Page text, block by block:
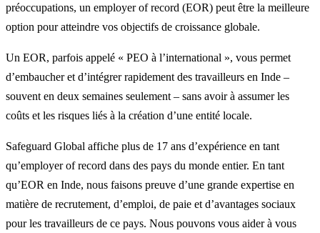
préoccupations, un employer of record (EOR) peut être la meilleure
option pour atteindre vos objectifs de croissance globale.
Un EOR, parfois appelé « PEO à l’international », vous permet
d’embaucher et d’intégrer rapidement des travailleurs en Inde –
souvent en deux semaines seulement – sans avoir à assumer les
coûts et les risques liés à la création d’une entité locale.
Safeguard Global affiche plus de 17 ans d’expérience en tant
qu’employer of record dans des pays du monde entier. En tant
qu’EOR en Inde, nous faisons preuve d’une grande expertise en
matière de recrutement, d’emploi, de paie et d’avantages sociaux
pour les travailleurs de ce pays. Nous pouvons vous aider à vous